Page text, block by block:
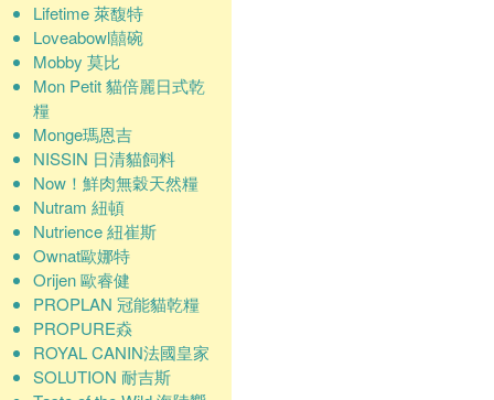
Lifetime 萊馥特
Loveabowl囍碗
Mobby 莫比
Mon Petit 貓倍麗日式乾
糧
Monge瑪恩吉
NISSIN 日清貓飼料
Now！鮮肉無穀天然糧
Nutram 紐頓
Nutrience 紐崔斯
Ownat歐娜特
Orijen 歐睿健
PROPLAN 冠能貓乾糧
PROPURE猋
ROYAL CANIN法國皇家
SOLUTION 耐吉斯